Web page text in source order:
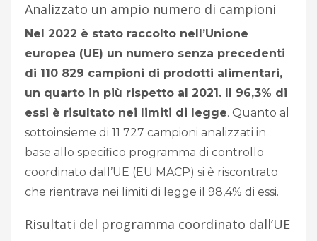
Analizzato un ampio numero di campioni
Nel 2022 è stato raccolto nell’Unione
europea (UE) un numero senza precedenti
di 110 829 campioni di prodotti alimentari,
un quarto in più rispetto al 2021. Il 96,3% di
essi è risultato nei limiti di legge. Quanto al
sottoinsieme di 11 727 campioni analizzati in
base allo specifico programma di controllo
coordinato dall’UE (EU MACP) si è riscontrato
che rientrava nei limiti di legge il 98,4% di essi.
Risultati del programma coordinato dall’UE